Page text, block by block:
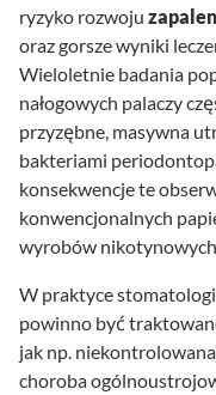
ryzyko rozwoju
oraz gorsze wyniki
Wieloletnie badania
nałogowych palaczy
przyzębne, masywna
bakteriami
konsekwencje te
konwencjonalnych
wyrobów
W praktyce
powinno być
jak np.
choroba